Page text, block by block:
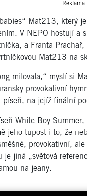
Reklama
Mat213, který
V NEPO hostují a
a Franta
Mat213 na
milovala,“ myslí si
provokativní
píseň, na jejíž finální
White Boy
jeho tupost i to, že
provokativní,
jiná „světová
na jeany.